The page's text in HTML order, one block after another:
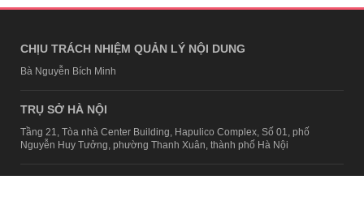
CHỊU TRÁCH NHIỆM QUẢN LÝ NỘI DUNG
Bà Nguyễn Bích Minh
TRỤ SỞ HÀ NỘI
Tầng 21, Tòa nhà Center Building, Hapulico Complex, Số 01, phố
Nguyễn Huy Tưởng, phường Thanh Xuân, thành phố Hà Nội